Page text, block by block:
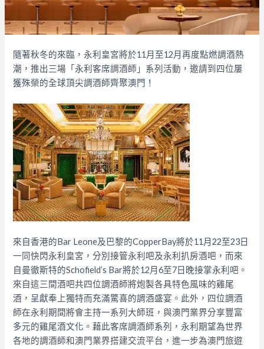
隨著秋冬的來臨，永利皇宮將於11月至12月再度點燃調酒熱
潮，推出三場「永利客席調酒師」系列活動，邀請到四位屢
獲殊榮的全球頂尖調酒師齊聚澳門！
來自香港的Bar Leone及巴黎的CopperBay將於11月22至23日
一同快閃永利皇宮，分別接管永利吧及永利扒房酒吧，而來
自曼徹斯特的Schofield’s Bar將於12月6至7日晚接掌永利吧。
來自這三間酒吧共四位調酒師將炮製各具特色風味的雞尾
酒，呈獻奉上獨特而充滿驚喜的調酒盛宴。此外，四位調酒
師在永利期間將會主持一系列大師班，與澳門業界分享豐富
多元的雞尾酒文化。藉此客席調酒師系列，永利期望為世界
各地的調酒師和澳門業界搭建交流平台，進一步為澳門旅遊